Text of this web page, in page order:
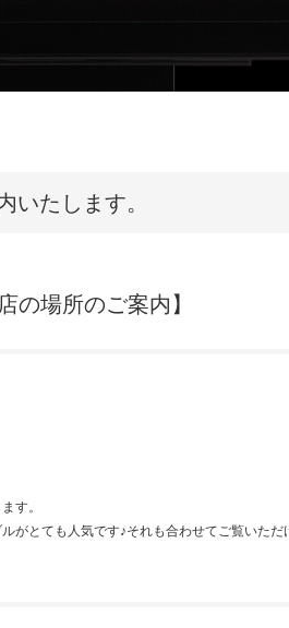
いたします。
場所のご案内】
す。
がとても人気です♪それも合わせてご覧いただ